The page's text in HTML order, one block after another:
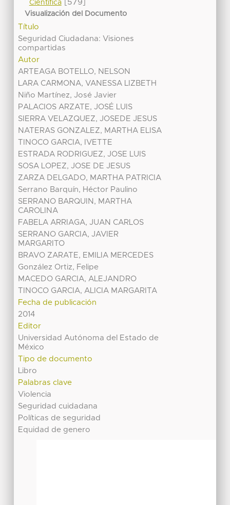
Científica[579]
Visualización del Documento
Título
Seguridad Ciudadana: Visiones
compartidas
Autor
ARTEAGA BOTELLO, NELSON
LARA CARMONA, VANESSA LIZBETH
Niño Martínez, José Javier
PALACIOS ARZATE, JOSÉ LUIS
SIERRA VELAZQUEZ, JOSEDE JESUS
NATERAS GONZALEZ, MARTHA ELISA
TINOCO GARCIA, IVETTE
ESTRADA RODRIGUEZ, JOSE LUIS
SOSA LOPEZ, JOSE DE JESUS
ZARZA DELGADO, MARTHA PATRICIA
Serrano Barquín, Héctor Paulino
SERRANO BARQUIN, MARTHA
CAROLINA
FABELA ARRIAGA, JUAN CARLOS
SERRANO GARCIA, JAVIER
MARGARITO
BRAVO ZARATE, EMILIA MERCEDES
González Ortiz, Felipe
MACEDO GARCIA, ALEJANDRO
TINOCO GARCIA, ALICIA MARGARITA
Fecha de publicación
2014
Editor
Universidad Autónoma del Estado de
México
Tipo de documento
Libro
Palabras clave
Violencia
Seguridad cuidadana
Políticas de seguridad
Equidad de genero